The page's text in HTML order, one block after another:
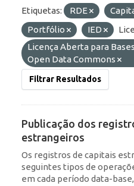
Etiquetas:
RDE
Portfólio
IED
Licença Aberta para
Open Data Commons
Filtrar Resultados
Publicação dos
estrangeiros
Os registros de capitais
seguintes tipos de
em cada período data-